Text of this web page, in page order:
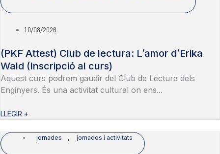
10/08/2026
(PKF Attest) Club de lectura: L’amor d’Erika
Wald (Inscripció al curs)
Aquest curs podrem gaudir del Club de Lectura dels
Enginyers. És una activitat cultural on ens...
LLEGIR +
jornades , jornades i activitats